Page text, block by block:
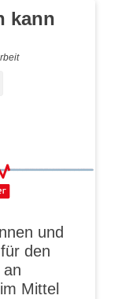
kann
und
den
Mittel